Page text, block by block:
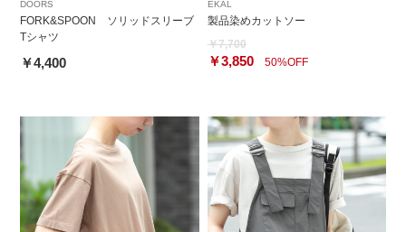
DOORS
FORK&SPOON ソリッドスリーブ
Tシャツ
￥4,400
EKAL
製品染めカットソー
￥7,700
￥3,85050%OFF